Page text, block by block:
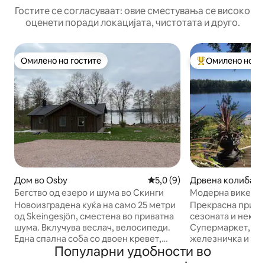
Гостите се согласуваат: овие сместувања се високо
оценети поради локацијата, чистотата и друго.
Омилено на гостите
Омилено на гостите
Дом во Osby Просечна оцена: 5,0 од 5,
5,0 (9)
Бегство од езеро и шума во Скинги
Новоизградена куќа на само 25 метри
од Skeingesjön, сместена во приватна
шума. Вклучува веслач, велосипеди.
Една спална соба со двоен кревет,
една со семеен кревет (120/90).
МеѓуОмилено на
Дрвена колиба
Модерна
плажа
Прекрасна
сезоната и
Супермаркет,
железничка и
наоѓаат во
Популарни удобности во